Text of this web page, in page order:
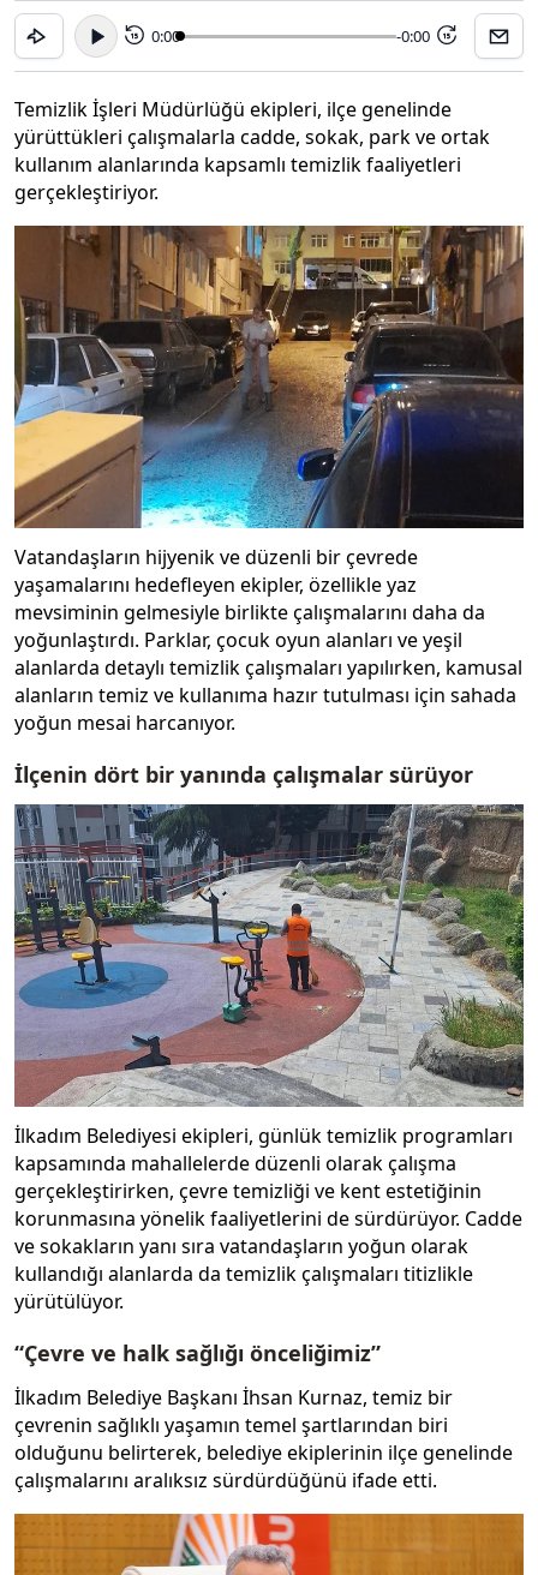
15 0:00 -0:00 15
Temizlik İşleri Müdürlüğü ekipleri, ilçe genelinde
yürüttükleri çalışmalarla cadde, sokak, park ve ortak
kullanım alanlarında kapsamlı temizlik faaliyetleri
gerçekleştiriyor.
Vatandaşların hijyenik ve düzenli bir çevrede
yaşamalarını hedefleyen ekipler, özellikle yaz
mevsiminin gelmesiyle birlikte çalışmalarını daha da
yoğunlaştırdı. Parklar, çocuk oyun alanları ve yeşil
alanlarda detaylı temizlik çalışmaları yapılırken, kamusal
alanların temiz ve kullanıma hazır tutulması için sahada
yoğun mesai harcanıyor.
İlçenin dört bir yanında çalışmalar sürüyor
İlkadım Belediyesi ekipleri, günlük temizlik programları
kapsamında mahallelerde düzenli olarak çalışma
gerçekleştirirken, çevre temizliği ve kent estetiğinin
korunmasına yönelik faaliyetlerini de sürdürüyor. Cadde
ve sokakların yanı sıra vatandaşların yoğun olarak
kullandığı alanlarda da temizlik çalışmaları titizlikle
yürütülüyor.
“Çevre ve halk sağlığı önceliğimiz”
İlkadım Belediye Başkanı İhsan Kurnaz, temiz bir
çevrenin sağlıklı yaşamın temel şartlarından biri
olduğunu belirterek, belediye ekiplerinin ilçe genelinde
çalışmalarını aralıksız sürdürdüğünü ifade etti.